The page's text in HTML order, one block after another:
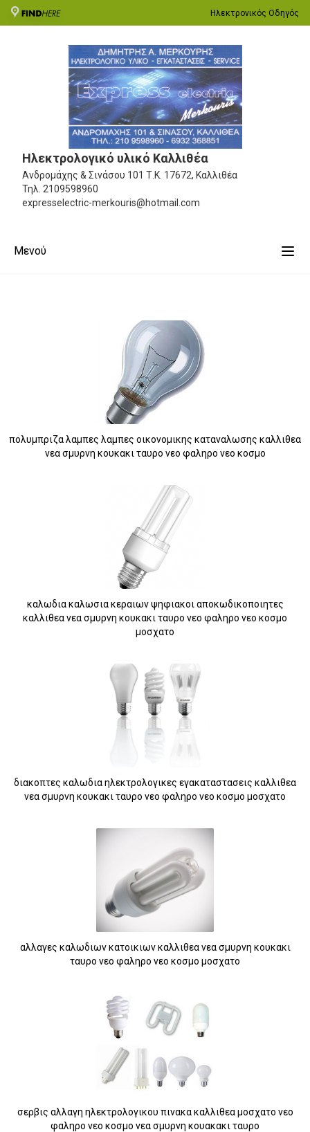
Ηλεκτρονικός Οδηγός
Ηλεκτρολογικό υλικό Καλλιθέα
Ανδρομάχης & Σινάσου 101 Τ.Κ. 17672, Καλλιθέα
Τηλ. 2109598960
expresselectric-merkouris@hotmail.com
Μενού
πολυμπριζα λαμπες λαμπες οικονομικης καταναλωσης καλλιθεα
νεα σμυρνη κουκακι ταυρο νεο φαληρο νεο κοσμο
καλωδια καλωσια κεραιων ψηφιακοι αποκωδικοποιητες
καλλιθεα νεα σμυρνη κουκακι ταυρο νεο φαληρο νεο κοσμο
μοσχατο
διακοπτες καλωδια ηλεκτρολογικες εγακαταστασεις καλλιθεα
νεα σμυρνη κουκακι ταυρο νεο φαληρο νεο κοσμο μοσχατο
αλλαγες καλωδιων κατοικιων καλλιθεα νεα σμυρνη κουκακι
ταυρο νεο φαληρο νεο κοσμο μοσχατο
σερβις αλλαγη ηλεκτρολογικου πινακα καλλιθεα μοσχατο νεο
φαληρο νεο κοσμο νεα σμυρνη κουακακι ταυρο